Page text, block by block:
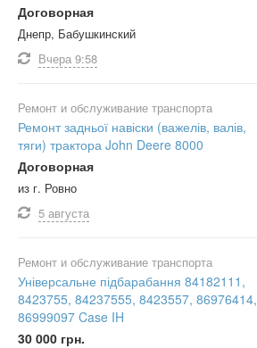
Договорная
Днепр, Бабушкинский
Вчера 9:58
Ремонт и обслуживание транспорта
Ремонт задньої навіски (важелів, валів,
тяги) трактора John Deere 8000
Договорная
из г. Ровно
5 августа
Ремонт и обслуживание транспорта
Універсальне підбарабання 84182111,
8423755, 84237555, 8423557, 86976414,
86999097 Case IH
30 000 грн.